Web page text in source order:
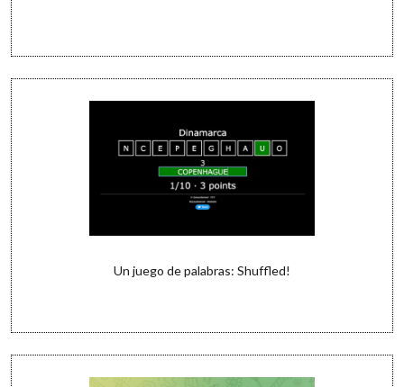
Un juego de palabras: Shuffled!